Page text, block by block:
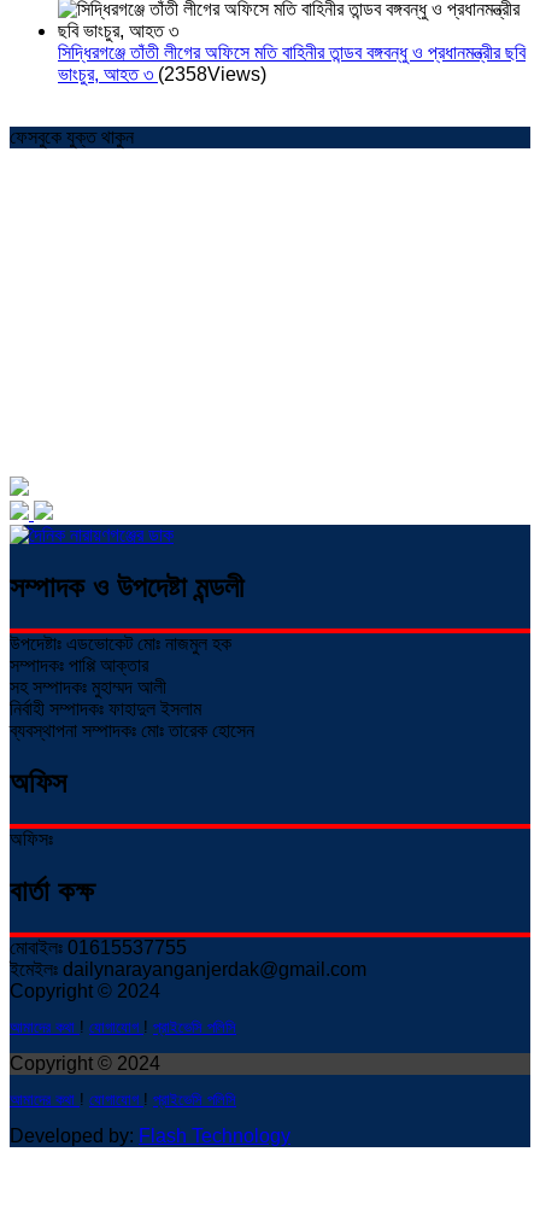
সিদ্ধিরগঞ্জে তাঁতী লীগের অফিসে মতি বাহিনীর তান্ডব বঙ্গবন্ধু ও প্রধানমন্ত্রীর ছবি
ভাংচুর, আহত ৩ (2358Views)
ফেসবুকে যুক্ত থাকুন
সম্পাদক ও উপদেষ্টা মন্ডলী
উপদেষ্টাঃ এডভোকেট মোঃ নাজমুল হক
সম্পাদকঃ পাপ্পি আক্তার
সহ সম্পাদকঃ মুহাম্মদ আলী
নির্বাহী সম্পাদকঃ ফাহাদুল ইসলাম
ব্যবস্থাপনা সম্পাদকঃ মোঃ তারেক হোসেন
অফিস
অফিসঃ
বার্তা কক্ষ
মোবাইলঃ 01615537755
ইমেইলঃ dailynarayanganjerdak@gmail.com
Copyright © 2024
আমাদের কথা ! যোগাযোগ ! প্রাইভেসি পলিসি
Copyright © 2024
আমাদের কথা ! যোগাযোগ ! প্রাইভেসি পলিসি
Developed by: Flash Technology